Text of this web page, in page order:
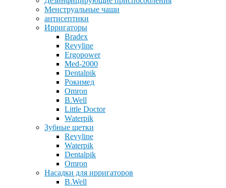
Менструальные чаши
антисептики
Ирригаторы
Bradex
Revyline
Ergopower
Med-2000
Dentalpik
Рокимед
Omron
B.Well
Little Doctor
Waterpik
Зубные щетки
Revyline
Waterpik
Dentalpik
Omron
Насадки для ирригаторов
B.Well